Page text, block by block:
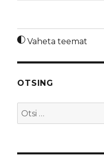
Vaheta teemat
OTSING
Otsi: